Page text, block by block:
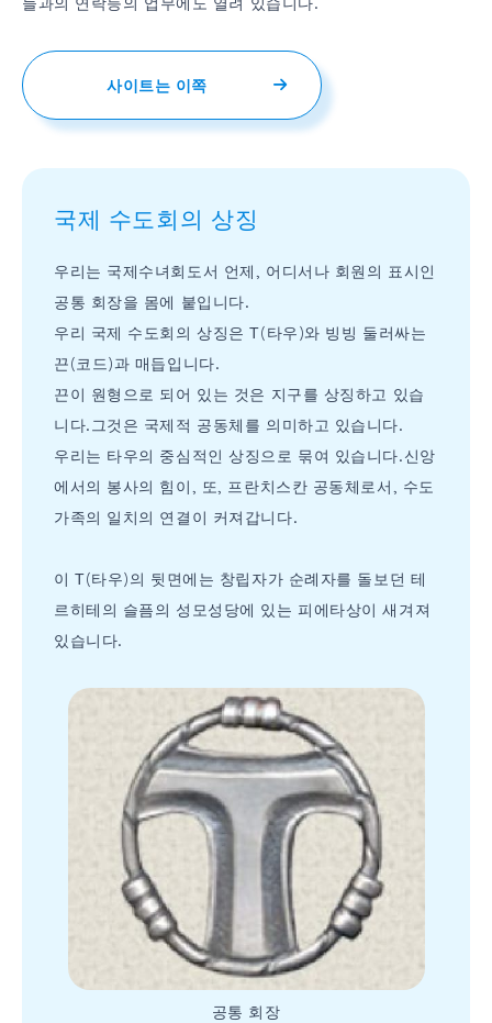
사이트는 이쪽
국제 수도회의 상징
우리는 국제수녀회도서 언제, 어디서나 회원의 표시인
공통 회장을 몸에 붙입니다.
우리 국제 수도회의 상징은 Τ(타우)와 빙빙 둘러싸는
끈(코드)과 매듭입니다.
끈이 원형으로 되어 있는 것은 지구를 상징하고 있습
니다.그것은 국제적 공동체를 의미하고 있습니다.
우리는 타우의 중심적인 상징으로 묶여 있습니다.신앙
에서의 봉사의 힘이, 또, 프란치스칸 공동체로서, 수도
가족의 일치의 연결이 커져갑니다.
이 Τ(타우)의 뒷면에는 창립자가 순례자를 돌보던 테
르히테의 슬픔의 성모성당에 있는 피에타상이 새겨져
있습니다.
공통 회장